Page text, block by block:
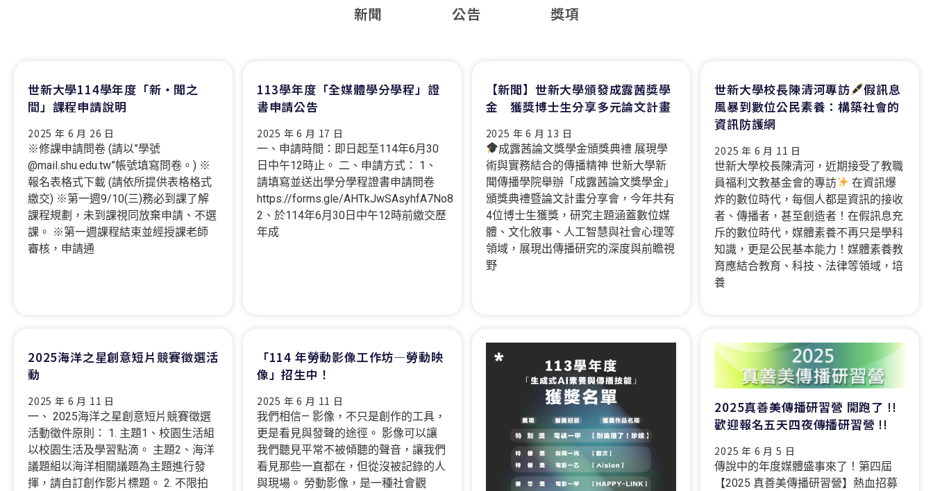
新聞 公告 獎項
世新大學114學年度「新‧聞之
間」課程申請說明
2025 年 6 月 26 日
※修課申請問卷 (請以”學號
@mail.shu.edu.tw”帳號填寫問卷。) ※
報名表格式下載 (請依所提供表格格式
繳交) ※第一週9/10(三)務必到課了解
課程規劃，未到課視同放棄申請、不選
課。 ※第一週課程結束並經授課老師
審核，申請通
113學年度「全媒體學分學程」證
書申請公告
2025 年 6 月 17 日
一、申請時間：即日起至114年6月30
日中午12時止。 二、申請方式： 1、
請填寫並送出學分學程證書申請問卷
https://forms.gle/AHTkJwSAsyhfA7No8
2、於114年6月30日中午12時前繳交歷
年成
【新聞】世新大學頒發成露茜獎學
金 獲獎博士生分享多元論文計畫
2025 年 6 月 13 日
成露茜論文獎學金頒獎典禮 展現學
術與實務結合的傳播精神 世新大學新
聞傳播學院舉辦「成露茜論文獎學金」
頒獎典禮暨論文計畫分享會，今年共有
4位博士生獲獎，研究主題涵蓋數位媒
體、文化敘事、人工智慧與社會心理等
領域，展現出傳播研究的深度與前瞻視
野
世新大學校長陳清河專訪
假訊息
風暴到數位公民素養：構築社會的
資訊防護網
2025 年 6 月 11 日
世新大學校長陳清河，近期接受了教職
員福利文教基金會的專訪
在資訊爆
炸的數位時代，每個人都是資訊的接收
者、傳播者，甚至創造者！在假訊息充
斥的數位時代，媒體素養不再只是學科
知識，更是公民基本能力！媒體素養教
育應結合教育、科技、法律等領域，培
養
2025海洋之星創意短片競賽徵選活
動
2025 年 6 月 11 日
一、 2025海洋之星創意短片競賽徵選
活動徵件原則： 1. 主題1、校園生活組
以校園生活及學習點滴。 主題2、海洋
議題組以海洋相關議題為主題進行發
揮，請自訂創作影片標題。 2. 不限拍
「114 年勞動影像工作坊—勞動映
像」招生中！
2025 年 6 月 11 日
我們相信— 影像，不只是創作的工具，
更是看見與發聲的途徑。 影像可以讓
我們聽見平常不被傾聽的聲音，讓我們
看見那些一直都在，但從沒被記錄的人
與現場。 勞動影像，是一種社會觀
2025真善美傳播研習營 開跑了 !!
歡迎報名五天四夜傳播研習營 !!
2025 年 6 月 5 日
傳說中的年度媒體盛事來了！第四屆
【2025 真善美傳播研習營】熱血招募